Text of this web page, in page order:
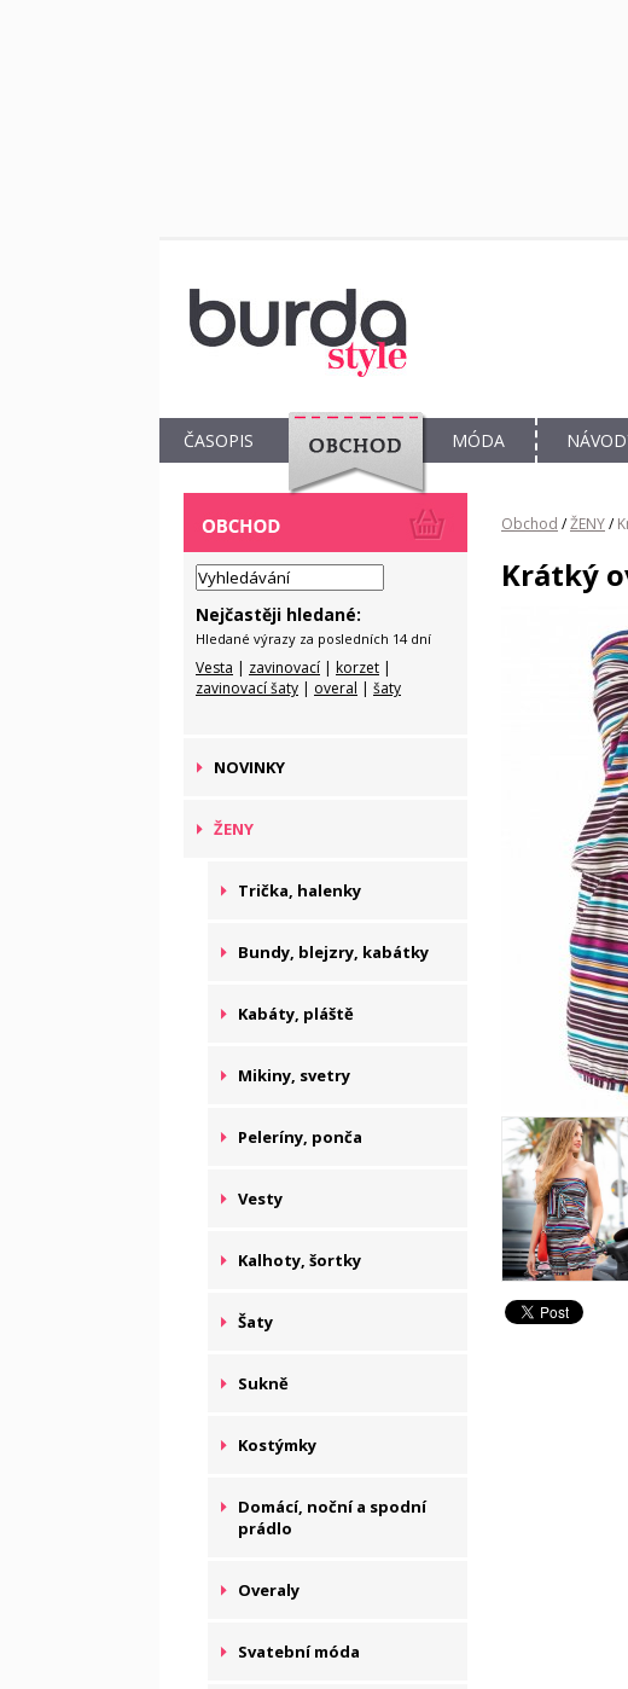
ČASOPIS
OBCHOD
MÓDA
Nejčastěji hledané:
Hledané výrazy za posledních 14 dní
Vesta | zavinovací | korzet |
zavinovací šaty | overal | šaty
NOVINKY
ŽENY
Trička, halenky
Bundy, blejzry, kabátky
Kabáty, pláště
Mikiny, svetry
Peleríny, ponča
Vesty
Kalhoty, šortky
Šaty
Sukně
Kostýmky
Domácí, noční a spodní
prádlo
Overaly
Svatební móda
Obchod /ŽENY/
Krátký